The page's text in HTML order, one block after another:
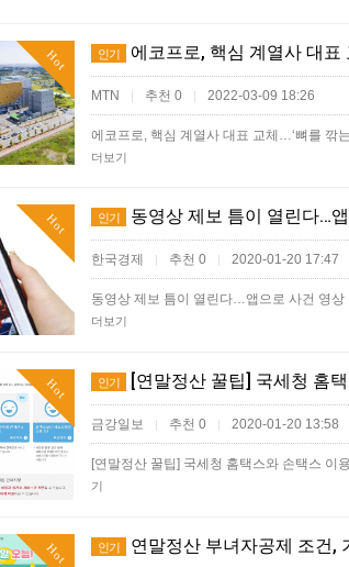
Hot 인기 에코프로, 핵심 계열사 대표
MTN | 추천 0 | 2022-03-09 18:26
에코프로, 핵심 계열사 대표 교체…‘뼈를 깎
더보기
Hot 인기 동영상 제보 틈이 열린다…
한국경제 추천 0 2020-01-20 17:47
동영상 제보 틈이 열린다…앱으로 사건 영
더보기
Hot 인기 [연말정산 꿀팁] 국세청 홈
금강일보 추천 0 2020-01-20 13:58
[연말정산 꿀팁] 국세청 홈택스와 손택스
기
Hot 인기 연말정산 부녀자공제 조건,